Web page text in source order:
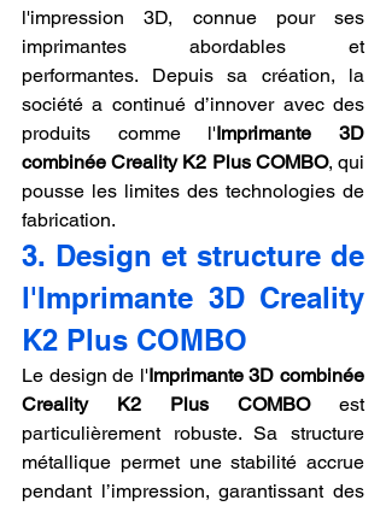
l'impression 3D, connue pour ses
imprimantes abordables et
performantes. Depuis sa création, la
société a continué d’innover avec des
produits comme l'Imprimante 3D
combinée Creality K2 Plus COMBO, qui
pousse les limites des technologies de
fabrication.
3. Design et structure de
l'Imprimante 3D Creality
K2 Plus COMBO
Le design de l'Imprimante 3D combinée
Creality K2 Plus COMBO est
particulièrement robuste. Sa structure
métallique permet une stabilité accrue
pendant l’impression, garantissant des